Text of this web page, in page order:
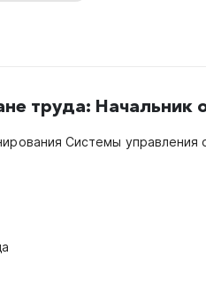
труда: Начальник
Системы